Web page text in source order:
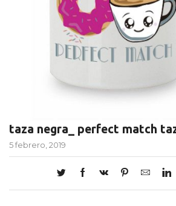
taza negra_ perfect match
5 febrero, 2019